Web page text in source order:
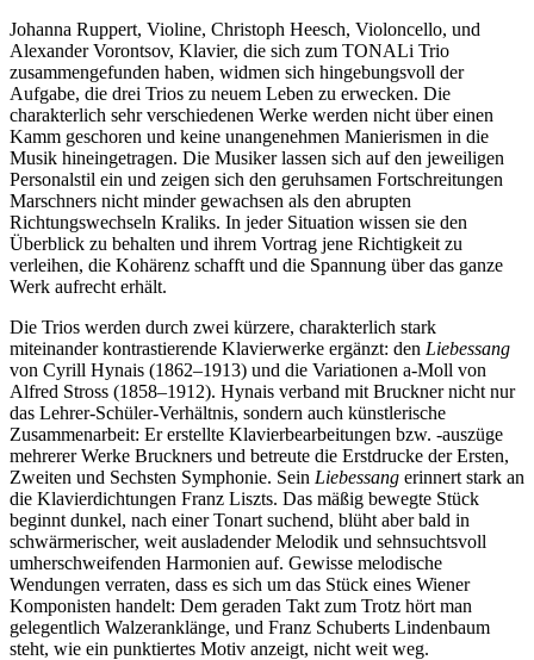
Johanna Ruppert, Violine, Christoph Heesch, Violoncello, und
Alexander Vorontsov, Klavier, die sich zum TONALi Trio
zusammengefunden haben, widmen sich hingebungsvoll der
Aufgabe, die drei Trios zu neuem Leben zu erwecken. Die
charakterlich sehr verschiedenen Werke werden nicht über einen
Kamm geschoren und keine unangenehmen Manierismen in die
Musik hineingetragen. Die Musiker lassen sich auf den jeweiligen
Personalstil ein und zeigen sich den geruhsamen Fortschreitungen
Marschners nicht minder gewachsen als den abrupten
Richtungswechseln Kraliks. In jeder Situation wissen sie den
Überblick zu behalten und ihrem Vortrag jene Richtigkeit zu
verleihen, die Kohärenz schafft und die Spannung über das ganze
Werk aufrecht erhält.
Die Trios werden durch zwei kürzere, charakterlich stark
miteinander kontrastierende Klavierwerke ergänzt: den Liebessang
von Cyrill Hynais (1862–1913) und die Variationen a-Moll von
Alfred Stross (1858–1912). Hynais verband mit Bruckner nicht nur
das Lehrer-Schüler-Verhältnis, sondern auch künstlerische
Zusammenarbeit: Er erstellte Klavierbearbeitungen bzw. -auszüge
mehrerer Werke Bruckners und betreute die Erstdrucke der Ersten,
Zweiten und Sechsten Symphonie. Sein Liebessang erinnert stark an
die Klavierdichtungen Franz Liszts. Das mäßig bewegte Stück
beginnt dunkel, nach einer Tonart suchend, blüht aber bald in
schwärmerischer, weit ausladender Melodik und sehnsuchtsvoll
umherschweifenden Harmonien auf. Gewisse melodische
Wendungen verraten, dass es sich um das Stück eines Wiener
Komponisten handelt: Dem geraden Takt zum Trotz hört man
gelegentlich Walzeranklänge, und Franz Schuberts Lindenbaum
steht, wie ein punktiertes Motiv anzeigt, nicht weit weg.